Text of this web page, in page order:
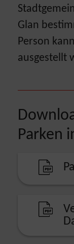
Glan
Person
ausgestellt
Parken